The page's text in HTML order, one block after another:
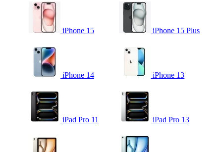
iPhone 15 iPhone 15 Plus
iPhone 14 iPhone 13
iPad Pro 11 iPad Pro 13